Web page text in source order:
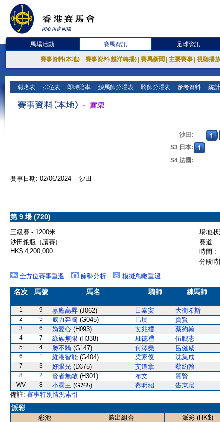
馬場活動 賽馬資訊 足球資訊
賽事資料(本地) 賽事資料(越洋轉播) 賽馬新聞 主要賽事 視聽播
報名表 排位表 即時賠率 練馬師分場表 騎師分場表 參考資料 統
沙田:
S3 日本:
S4 法國:
賽事日期: 02/06/2024 沙田
第 9 場 (720)
三級賽 - 1200米
場地
沙田銀瓶（讓賽）
賽道 :
HK$ 4,200,000
時間 :
分段
全方位賽事重溫
餘勢分析 模擬鳥瞰重溫
名次 馬號 馬名 騎師 練馬師
1 9 嘉應高昇 (J062) 田泰安 大衛希斯
2 5 威力奔騰 (G045) 巴度 賀賢
3 6 嫡愛心 (H093) 艾兆禮 蔡約翰
4 7 綠族無限 (H338) 班德禮 伍鵬志
5 4 勝不驕 (G147) 何澤堯 呂健威
6 1 維港智能 (G404) 梁家俊 沈集成
7 3 好眼光 (D375) 艾道拿 蔡約翰
8 2 賢者無敵 (H301) 布文 賀賢
WV 8 小霸王 (G265) 蔡明紹
告東尼
備註: 賽事特別情況索引
派彩
彩池 勝出組合
派彩 (HK$)